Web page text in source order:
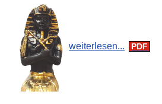
weiterlesen...